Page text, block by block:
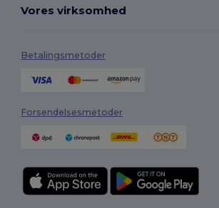
Vores virksomhed
Betalingsmetoder
Forsendelsesmetoder